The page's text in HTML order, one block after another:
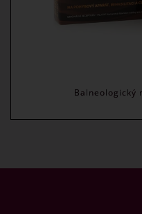
Balneologický